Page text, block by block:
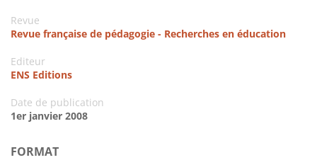
Revue
Revue française de pédagogie - Recherches en éducation
Editeur
ENS Editions
Date de publication
1er janvier 2008
FORMAT